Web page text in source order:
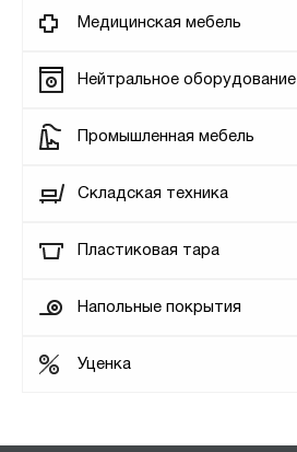
Медицинская мебель
Нейтральное оборудование
Промышленная мебель
Складская техника
Пластиковая тара
Напольные покрытия
Уценка